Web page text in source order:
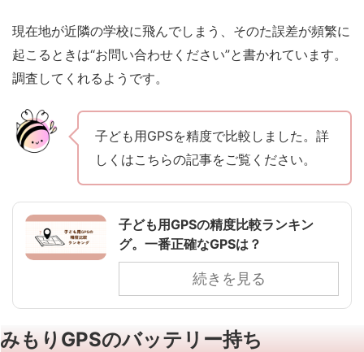
現在地が近隣の学校に飛んでしまう、そのた誤差が頻繁に
起こるときは“お問い合わせください”と書かれています。
調査してくれるようです。
子ども用GPSを精度で比較しました。詳
しくはこちらの記事をご覧ください。
子ども用GPSの精度比較ランキン
グ。一番正確なGPSは？
続きを見る
みもりGPSのバッテリー持ち